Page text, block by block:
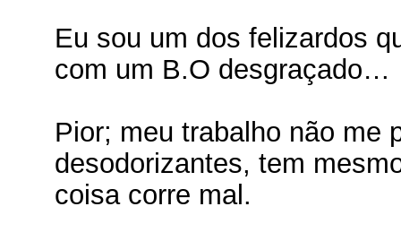
Eu sou um dos felizardos
com um B.O desgraçado…
Pior; meu trabalho não me
desodorizantes, tem
coisa corre mal.